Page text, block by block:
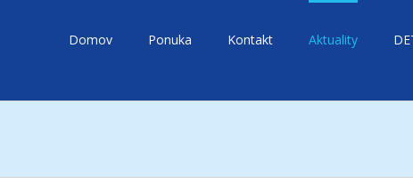
Domov Ponuka Kontakt Aktuality